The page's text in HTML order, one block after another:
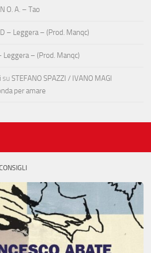
O. A. – Tao
– Leggera – (Prod. Manqc)
Leggera – (Prod. Manqc)
su STEFANO SPAZZI / IVANO MAGI
per amare